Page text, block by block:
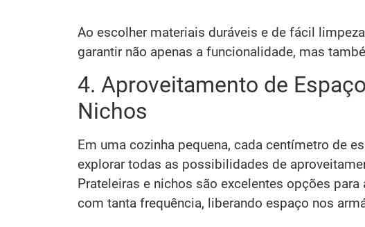
Ao escolher materiais duráveis e de fácil
garantir não apenas a funcionalidade, mas
4. Aproveitamento de
Nichos
Em uma cozinha pequena, cada centímetro de
explorar todas as possibilidades de
Prateleiras e nichos são excelentes opções
com tanta frequência, liberando espaço nos